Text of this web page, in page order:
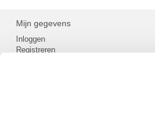
Mijn gegevens
Inloggen
Registreren